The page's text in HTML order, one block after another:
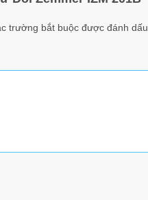
trường bắt buộc được đánh dấu